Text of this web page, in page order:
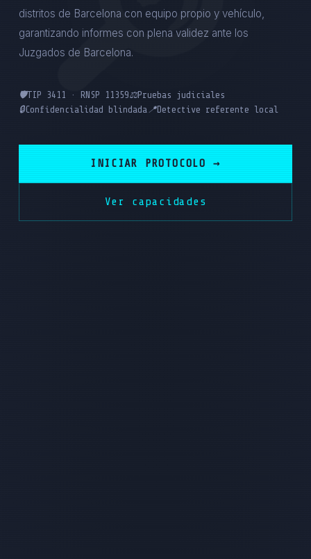
distritos de Barcelona con equipo propio y vehículo,
garantizando informes con plena validez ante los
Juzgados de Barcelona.
🛡️TIP 3411 · RNSP 11359⚖️Pruebas judiciales
🔒Confidencialidad blindada 📍Detective referente local
INICIAR PROTOCOLO →
Ver capacidades